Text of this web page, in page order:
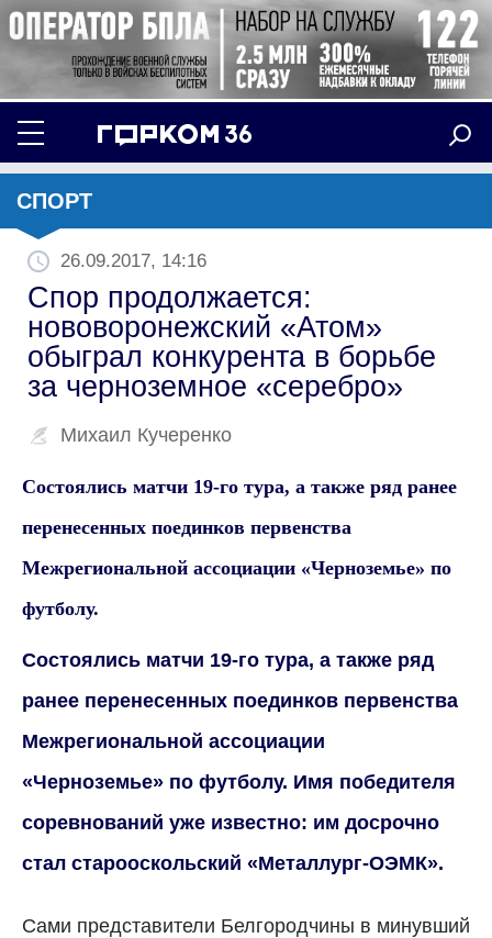
СПОРТ
26.09.2017, 14:16
Спор продолжается:
нововоронежский «Атом»
обыграл конкурента в борьбе
за черноземное «серебро»
Михаил Кучеренко
Состоялись матчи 19-го тура, а также ряд ранее
перенесенных поединков первенства
Межрегиональной ассоциации «Черноземье» по
футболу.
Состоялись матчи 19-го тура, а также ряд
ранее перенесенных поединков первенства
Межрегиональной ассоциации
«Черноземье» по футболу. Имя победителя
соревнований уже известно: им досрочно
стал старооскольский «Металлург-ОЭМК».
Сами представители Белгородчины в минувший